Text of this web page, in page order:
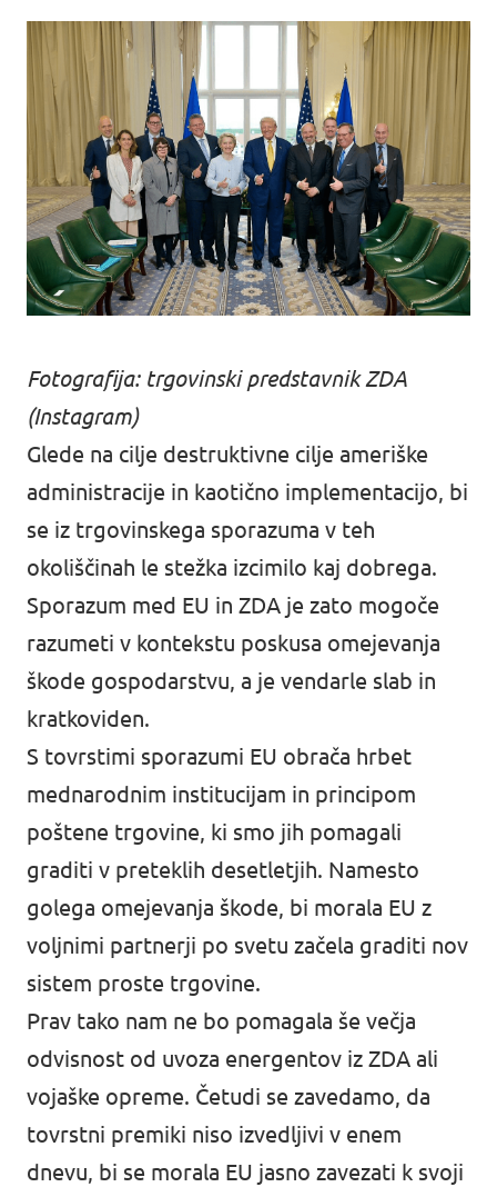
Fotografija: trgovinski predstavnik ZDA
(Instagram)
Glede na cilje destruktivne cilje ameriške
administracije in kaotično implementacijo, bi
se iz trgovinskega sporazuma v teh
okoliščinah le stežka izcimilo kaj dobrega.
Sporazum med EU in ZDA je zato mogoče
razumeti v kontekstu poskusa omejevanja
škode gospodarstvu, a je vendarle slab in
kratkoviden.
S tovrstimi sporazumi EU obrača hrbet
mednarodnim institucijam in principom
poštene trgovine, ki smo jih pomagali
graditi v preteklih desetletjih. Namesto
golega omejevanja škode, bi morala EU z
voljnimi partnerji po svetu začela graditi nov
sistem proste trgovine.
Prav tako nam ne bo pomagala še večja
odvisnost od uvoza energentov iz ZDA ali
vojaške opreme. Četudi se zavedamo, da
tovrstni premiki niso izvedljivi v enem
dnevu, bi se morala EU jasno zavezati k svoji